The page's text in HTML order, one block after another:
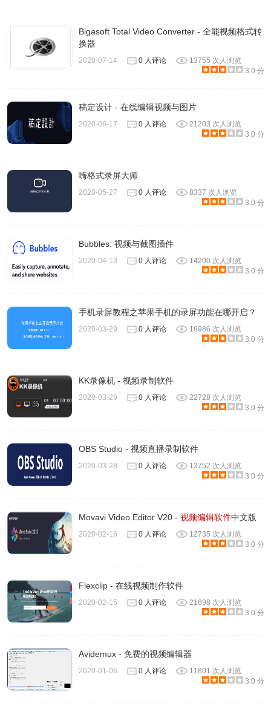
Bigasoft Total Video Converter - 全能视频格式转
换器
2020-07-14 0 人评论
13755 次人浏览
3.0 分
稿定设计 - 在线编辑视频与图片
2020-06-17 0 人评论
21203 次人浏览
3.0 分
嗨格式录屏大师
2020-05-27 0 人评论
8337 次人浏览
3.0 分
Bubbles: 视频与截图插件
2020-04-13 0 人评论
14200 次人浏览
3.0 分
手机录屏教程之苹果手机的录屏功能在哪开启？
2020-03-29 0 人评论
16986 次人浏览
3.0 分
KK录像机 - 视频录制软件
2020-03-29 0 人评论
22728 次人浏览
3.0 分
OBS Studio - 视频直播录制软件
2020-03-28 0 人评论
13752 次人浏览
3.0 分
Movavi Video Editor V20 -视频编辑软件中文版
2020-02-16 0 人评论
12735 次人浏览
3.0 分
Flexclip - 在线视频制作软件
2020-02-15 0 人评论
21698 次人浏览
3.0 分
Avidemux - 免费的视频编辑器
2020-01-06 0 人评论
11801 次人浏览
3.0 分